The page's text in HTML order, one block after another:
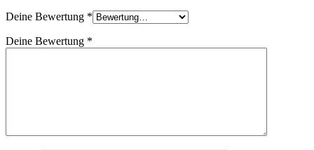
Deine Bewertung *
Deine Bewertung *